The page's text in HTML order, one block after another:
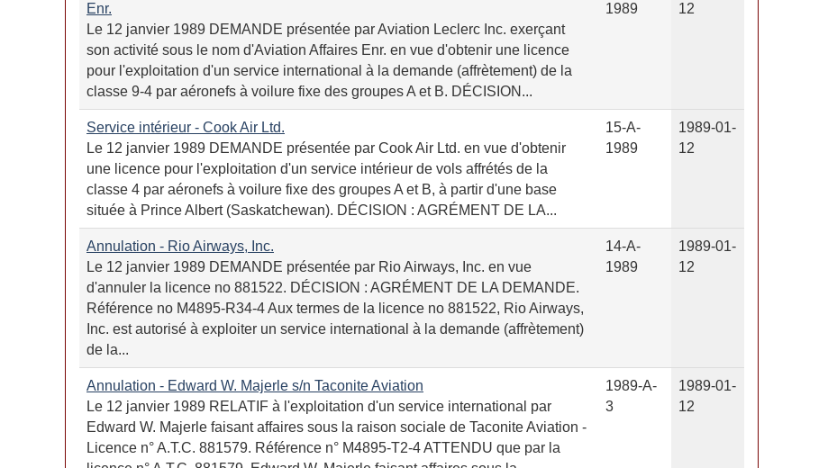
Enr.
Le 12 janvier 1989 DEMANDE présentée par Aviation Leclerc Inc. exerçant
son activité sous le nom d'Aviation Affaires Enr. en vue d'obtenir une licence
pour l'exploitation d'un service international à la demande (affrètement) de la
classe 9-4 par aéronefs à voilure fixe des groupes A et B. DÉCISION...
1989
12
Service intérieur - Cook Air Ltd.
Le 12 janvier 1989 DEMANDE présentée par Cook Air Ltd. en vue d'obtenir
une licence pour l'exploitation d'un service intérieur de vols affrétés de la
classe 4 par aéronefs à voilure fixe des groupes A et B, à partir d'une base
située à Prince Albert (Saskatchewan). DÉCISION : AGRÉMENT DE LA...
15-A-
1989
1989-01-
12
Annulation - Rio Airways, Inc.
Le 12 janvier 1989 DEMANDE présentée par Rio Airways, Inc. en vue
d'annuler la licence no 881522. DÉCISION : AGRÉMENT DE LA DEMANDE.
Référence no M4895-R34-4 Aux termes de la licence no 881522, Rio Airways,
Inc. est autorisé à exploiter un service international à la demande (affrètement)
de la...
14-A-
1989
1989-01-
12
Annulation - Edward W. Majerle s/n Taconite Aviation
Le 12 janvier 1989 RELATIF à l'exploitation d'un service international par
Edward W. Majerle faisant affaires sous la raison sociale de Taconite Aviation -
Licence n° A.T.C. 881579. Référence n° M4895-T2-4 ATTENDU que par la
1989-A-
3
1989-01-
12